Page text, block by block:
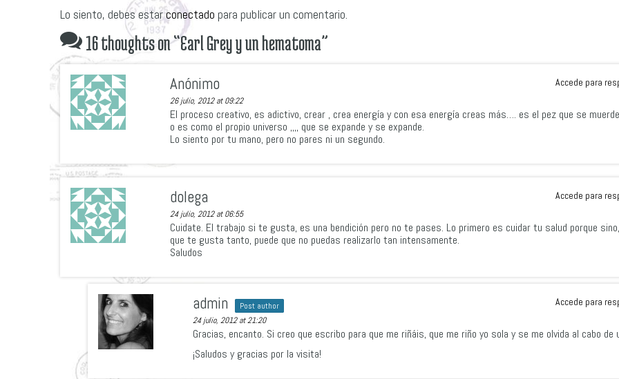
Lo siento, debes estarconectado para publicar un comentario.
16 thoughts on “Earl Grey y un hematoma”
Accede para
Anónimo
26 julio, 2012 at 09:22
El proceso creativo, es adictivo, crear , crea energía y con esa energía creas más…. es el pez que se
o es como el propio universo ,,,, que se expande y se expande.
Lo siento por tu mano, pero no pares ni un segundo.
Accede para
dolega
24 julio, 2012 at 06:55
Cuidate. El trabajo si te gusta, es una bendición pero no te pases. Lo primero es cuidar tu salud porque
que te gusta tanto, puede que no puedas realizarlo tan intensamente.
Saludos
Accede para
admin Post author
24 julio, 2012 at 21:20
Gracias, encanto. Si creo que escribo para que me riñáis, que me riño yo sola y se me olvida al cabo de
¡Saludos y gracias por la visita!